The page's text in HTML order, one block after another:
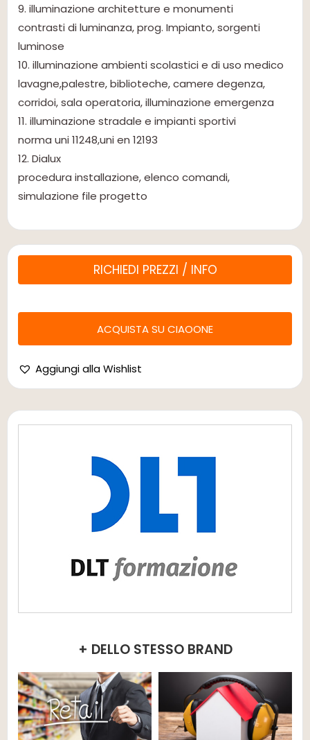
9. illuminazione architetture e monumenti
contrasti di luminanza, prog. Impianto, sorgenti
luminose
10. illuminazione ambienti scolastici e di uso medico
lavagne,palestre, biblioteche, camere degenza,
corridoi, sala operatoria, illuminazione emergenza
11. illuminazione stradale e impianti sportivi
norma uni 11248,uni en 12193
12. Dialux
procedura installazione, elenco comandi,
simulazione file progetto
RICHIEDI PREZZI / INFO
ACQUISTA SU CIAOONE
Aggiungi alla Wishlist
+ DELLO STESSO BRAND